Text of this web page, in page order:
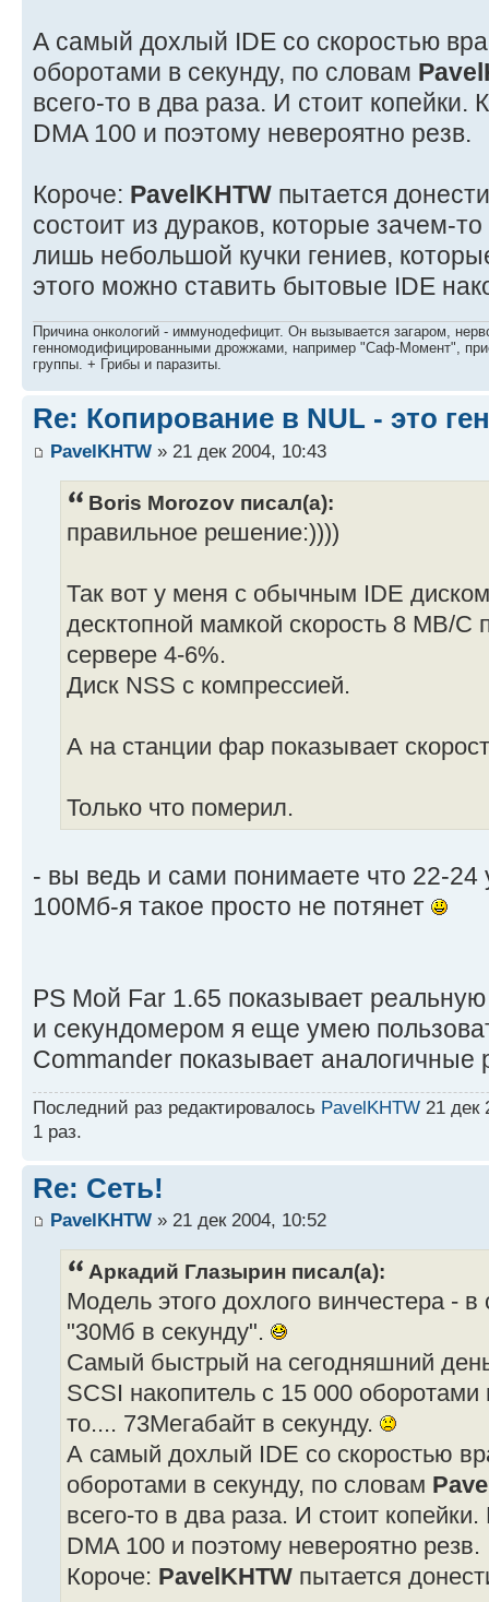
А самый дохлый IDE со скоростью
оборотами в секунду, по словам
всего-то в два раза. И стоит
DMA 100 и поэтому невероятно резв.
Короче: PavelKHTW пытается
состоит из дураков, которые зачем-
лишь небольшой кучки гениев,
этого можно ставить бытовые IDE
Причина онкологий - иммунодефицит. Он вызывается загаром,
генномодифицированными дрожжами, например "Саф-Момент",
группы. + Грибы и паразиты.
Re: Копирование в NUL - это
PavelKHTW » 21 дек 2004, 10:43
Boris Morozov писал(а):
правильное решение:))))
Так вот у меня с обычным IDE
десктопной мамкой скорость 8 MB/C
сервере 4-6%.
Диск NSS с компрессией.
А на станции фар показывает
Только что померил.
- вы ведь и сами понимаете что 22-24
100Мб-я такое просто не потянет
PS Мой Far 1.65 показывает
и секундомером я еще умею
Commander показывает аналогичные
Последний раз редактировалось PavelKHTW 21 дек
1 раз.
Re: Сеть!
PavelKHTW » 21 дек 2004, 10:52
Аркадий Глазырин писал(а):
Модель этого дохлого винчестера - в
"30Мб в секунду".
Самый быстрый на сегодняшний
SCSI накопитель с 15 000 оборотами
то.... 73Мегабайт в секунду.
А самый дохлый IDE со скоростью
оборотами в секунду, по словам
всего-то в два раза. И стоит
DMA 100 и поэтому невероятно резв.
Короче: PavelKHTW пытается